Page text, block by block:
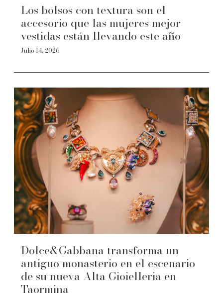
Los bolsos con textura son el
accesorio que las mujeres mejor
vestidas están llevando este año
Julio 14, 2026
Dolce&Gabbana transforma un
antiguo monasterio en el escenario
de su nueva Alta Gioielleria en
Taormina